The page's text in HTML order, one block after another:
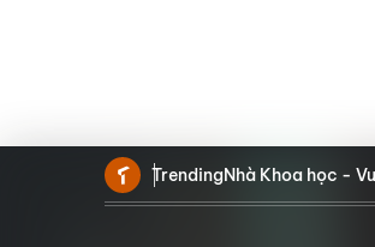
TrendingNhà Khoa học -